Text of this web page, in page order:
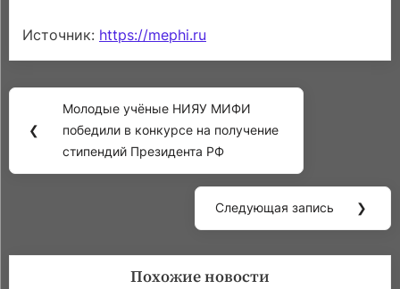
Источник: https://mephi.ru
Навигация
записям
❮
Previous
Post:
Молодые учёные НИЯУ МИФИ
победили в конкурсе на получение
стипендий Президента РФ
Next
Следующая запись ❯
Похожие новости